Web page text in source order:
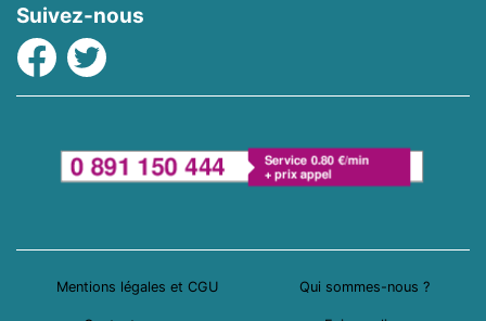
Suivez-nous
Facebook
Twitter
Mentions légales et CGU Qui sommes-nous ?